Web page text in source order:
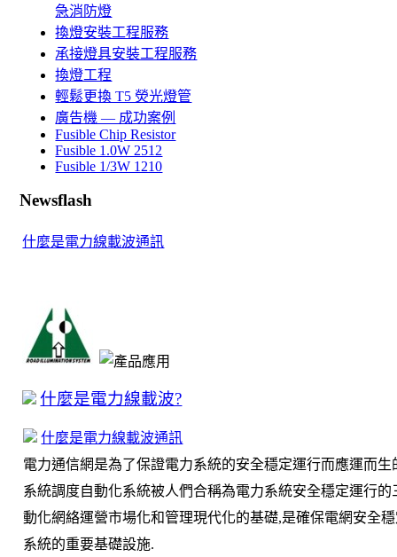
急消防燈
換燈安裝工程服務
承接燈具安裝工程服務
換燈工程
輕鬆更換 T5 熒光燈管
廣告機 — 成功案例
Fusible Chip Resistor
Fusible 1.0W 2512
Fusible 1/3W 1210
Newsflash
什麼是電力線載波通訊
什麼是電力線載波?
什麼是電力線載波通訊
電力通信網是為了保證電力系統的安全穩定運行而應運而生
系統調度自動化系統被人們合稱為電力系統安全穩定運行
動化網絡運營市場化和管理現代化的基礎,是確保電網安全
系統的重要基礎設施.